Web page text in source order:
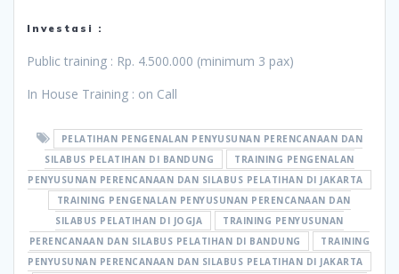
Investasi :
Public training : Rp. 4.500.000 (minimum 3 pax)
In House Training : on Call
PELATIHAN PENGENALAN PENYUSUNAN PERENCANAAN DAN
SILABUS PELATIHAN DI BANDUNG
TRAINING PENGENALAN
PENYUSUNAN PERENCANAAN DAN SILABUS PELATIHAN DI JAKARTA
TRAINING PENGENALAN PENYUSUNAN PERENCANAAN DAN
SILABUS PELATIHAN DI JOGJA
TRAINING PENYUSUNAN
PERENCANAAN DAN SILABUS PELATIHAN DI BANDUNG
TRAINING
PENYUSUNAN PERENCANAAN DAN SILABUS PELATIHAN DI JAKARTA